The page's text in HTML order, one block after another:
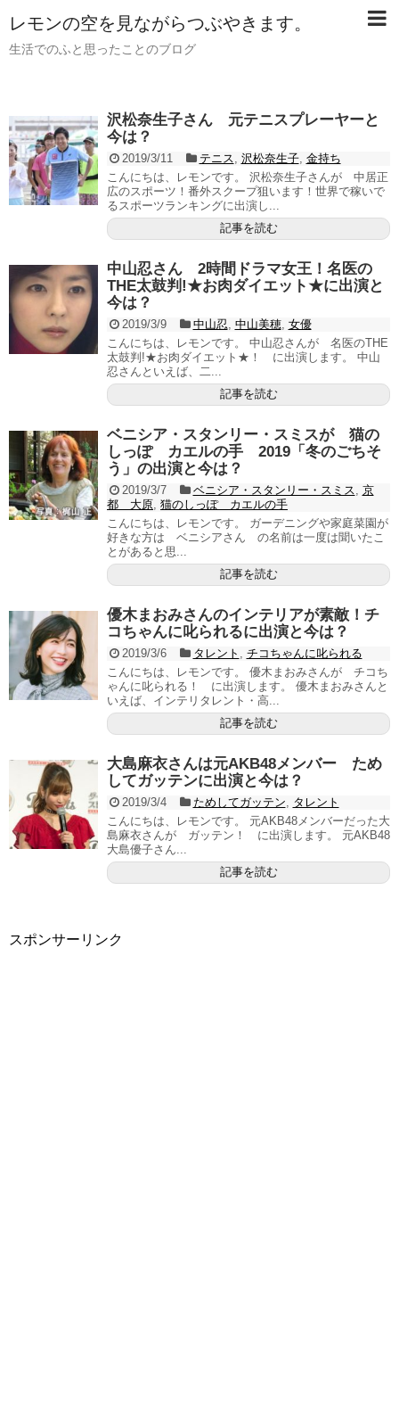
レモンの空を見ながらつぶやきます。
生活でのふと思ったことのブログ
沢松奈生子さん 元テニスプレーヤーと
今は？
2019/3/11 テニス, 沢松奈生子, 金持ち
こんにちは、レモンです。 沢松奈生子さんが 中居正
広のスポーツ！番外スクープ狙います！世界で稼いで
るスポーツランキングに出演し...
記事を読む
中山忍さん 2時間ドラマ女王！名医の
THE太鼓判!★お肉ダイエット★に出演と
今は？
2019/3/9 中山忍, 中山美穂, 女優
こんにちは、レモンです。 中山忍さんが 名医のTHE
太鼓判!★お肉ダイエット★！ に出演します。 中山
忍さんといえば、二...
記事を読む
ベニシア・スタンリー・スミスが 猫の
しっぽ カエルの手 2019「冬のごちそ
う」の出演と今は？
2019/3/7 ベニシア・スタンリー・スミス, 京
都 大原, 猫のしっぽ カエルの手
こんにちは、レモンです。 ガーデニングや家庭菜園が
好きな方は ベニシアさん の名前は一度は聞いたこ
とがあると思...
記事を読む
優木まおみさんのインテリアが素敵！チ
コちゃんに叱られるに出演と今は？
2019/3/6 タレント , チコちゃんに叱られる
こんにちは、レモンです。 優木まおみさんが チコち
ゃんに叱られる！ に出演します。 優木まおみさんと
いえば、インテリタレント・高...
記事を読む
大島麻衣さんは元AKB48メンバー ため
してガッテンに出演と今は？
2019/3/4 ためしてガッテン, タレント
こんにちは、レモンです。 元AKB48メンバーだった大
島麻衣さんが ガッテン！ に出演します。 元AKB48
大島優子さん...
記事を読む
スポンサーリンク